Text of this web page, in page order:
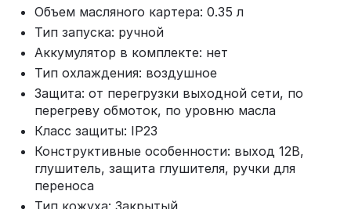
Объем масляного картера: 0.35 л
Тип запуска: ручной
Аккумулятор в комплекте: нет
Тип охлаждения: воздушное
Защита: от перегрузки выходной сети, по
перегреву обмоток, по уровню масла
Класс защиты: IP23
Конструктивные особенности: выход 12В,
глушитель, защита глушителя, ручки для
переноса
Тип кожуха: Закрытый